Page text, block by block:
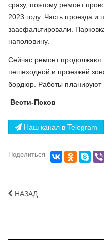
сразу, поэтому ремонт
2023 году. Часть проезда и
заасфальтировали.
наполовину.
Сейчас ремонт продолжают.
пешеходной и проезжей
бордюр. Работы планируют
Вести-Псков
Наш канал в Telegram
Поделиться
НАЗАД